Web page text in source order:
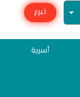
تبرع
أسرية